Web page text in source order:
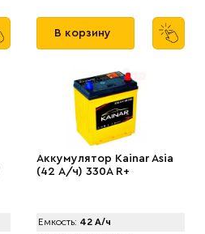
В корзину
Аккумулятор Kainar Asia
(42 А/ч) 330A R+
Емкость: 42 А/ч